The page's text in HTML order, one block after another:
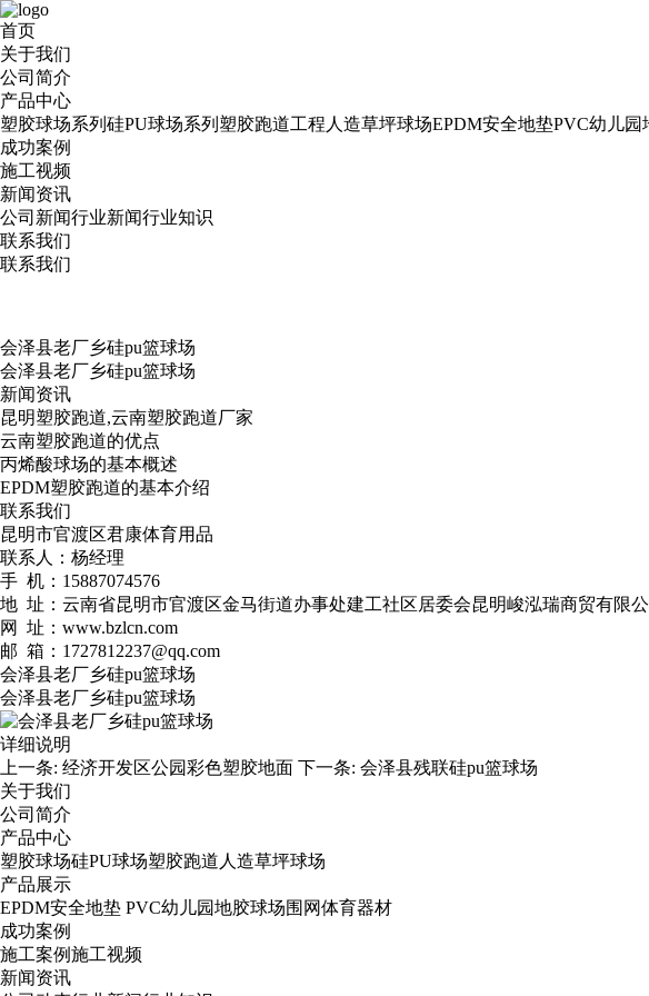
首页
关于我们
公司简介
产品中心
塑胶球场系列 硅PU球场系列 塑胶跑道工程 人造草坪球场EPDM安全地垫PVC幼儿园
成功案例
施工视频
新闻资讯
公司新闻行业新闻行业知识
联系我们
联系我们
会泽县老厂乡硅pu篮球场
会泽县老厂乡硅pu篮球场
新闻资讯
昆明塑胶跑道,云南塑胶跑道厂家
云南塑胶跑道的优点
丙烯酸球场的基本概述
EPDM塑胶跑道的基本介绍
联系我们
昆明市官渡区君康体育用品
联系人：杨经理
手 机：15887074576
地 址：云南省昆明市官渡区金马街道办事处建工社区居委会昆明峻泓瑞商贸有限
网 址：www.bzlcn.com
邮 箱：1727812237@qq.com
会泽县老厂乡硅pu篮球场
会泽县老厂乡硅pu篮球场
详细说明
上一条: 经济开发区公园彩色塑胶地面 下一条: 会泽县残联硅pu篮球场
关于我们
公司简介
产品中心
塑胶球场硅PU球场塑胶跑道 人造草坪球场
产品展示
EPDM安全地垫 PVC幼儿园地胶球场围网体育器材
成功案例
施工案例施工视频
新闻资讯